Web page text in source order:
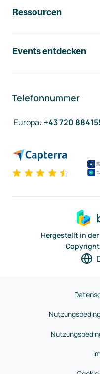
Ressourcen
Events entdecken
Telefonnummer
Europa: +43 720
Hergestellt in der